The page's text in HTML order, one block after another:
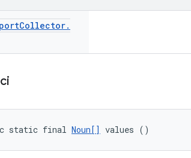
Collector.
static final Noun[] values ()